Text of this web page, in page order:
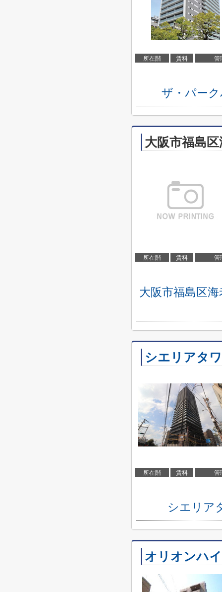
所在階 賃料 管
ザ・パー
大阪市福島
所在階 賃料 管
大阪市福島区
シエリアタ
所在階 賃料 管
シエリア
オリオンハ